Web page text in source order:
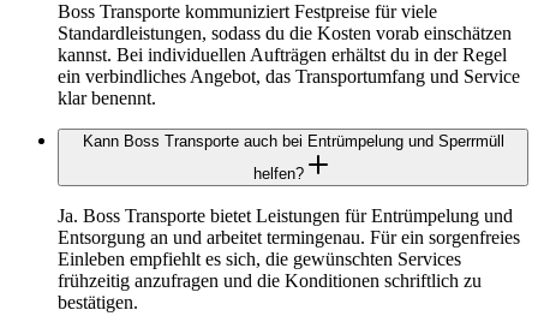
Boss Transporte kommuniziert Festpreise für viele
Standardleistungen, sodass du die Kosten vorab einschätzen
kannst. Bei individuellen Aufträgen erhältst du in der Regel
ein verbindliches Angebot, das Transportumfang und Service
klar benennt.
Kann Boss Transporte auch bei Entrümpelung und Sperrmüll
helfen?
Ja. Boss Transporte bietet Leistungen für Entrümpelung und
Entsorgung an und arbeitet termingenau. Für ein sorgenfreies
Einleben empfiehlt es sich, die gewünschten Services
frühzeitig anzufragen und die Konditionen schriftlich zu
bestätigen.